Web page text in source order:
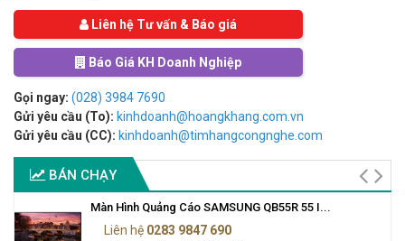
Liên hệ Tư vấn & Báo giá
Báo Giá KH Doanh Nghiệp
Gọi ngay: (028) 3984 7690
Gửi yêu cầu (To): kinhdoanh@hoangkhang.com.vn
Gửi yêu cầu (CC): kinhdoanh@timhangcongnghe.com
BÁN CHẠY
Màn Hình Quảng Cáo SAMSUNG QB55R 55 I...
Liên hệ 0283 9847 690